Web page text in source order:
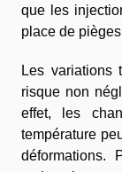
que les
place de
Les variations
risque non
effet, les
température
déformations.